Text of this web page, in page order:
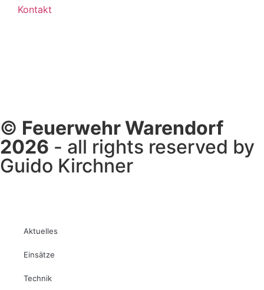
Kontakt
© Feuerwehr Warendorf
2026 - all rights reserved by
Guido Kirchner
Aktuelles
Einsätze
Technik